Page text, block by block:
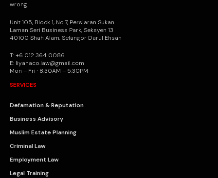
wrong.
Unit 105, Block 1, No.7, Persiaran Sukan
Laman Seri Business Park, Seksyen 13
40100 Shah Alam, Selangor Darul Ehsan
T: +6 012 364 0086
E: liyanaco.law@gmail.com
Mon – Fri · 8:30AM – 5:30PM
SERVICES
Defamation & Reputation
Business Advisory
Muslim Estate Planning
Criminal Law
Employment Law
Legal Training